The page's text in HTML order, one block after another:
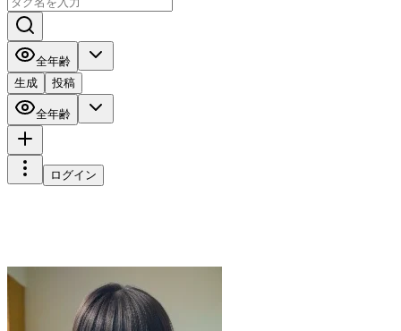
全年齢
生成
投稿
全年齢
ログイン